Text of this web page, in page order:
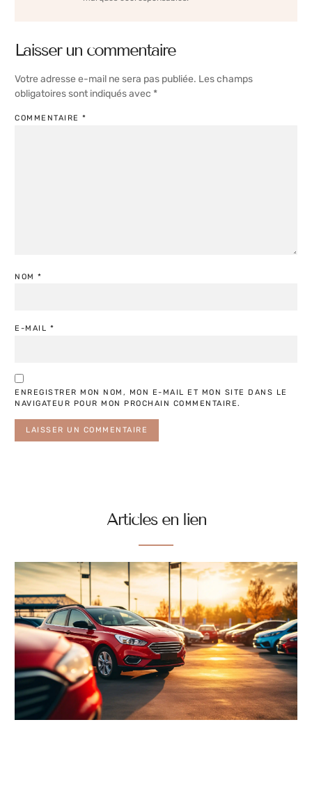
Laisser un commentaire
Votre adresse e-mail ne sera pas publiée. Les champs
obligatoires sont indiqués avec *
COMMENTAIRE *
NOM *
E-MAIL *
ENREGISTRER MON NOM, MON E-MAIL ET MON SITE DANS LE
NAVIGATEUR POUR MON PROCHAIN COMMENTAIRE.
Articles en lien